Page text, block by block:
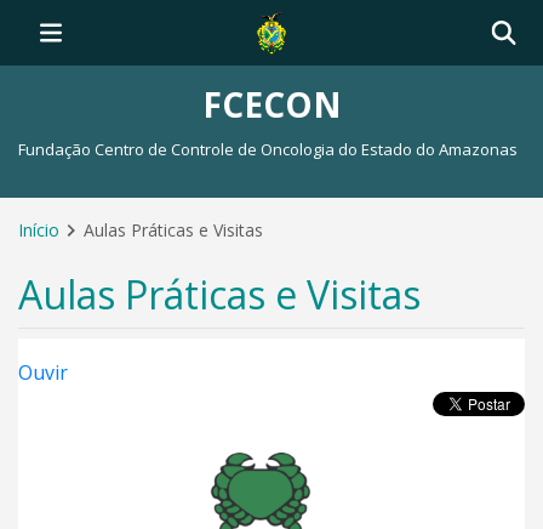
FCECON
Fundação Centro de Controle de Oncologia do Estado do Amazonas
Início Aulas Práticas e Visitas
Aulas Práticas e Visitas
Ouvir